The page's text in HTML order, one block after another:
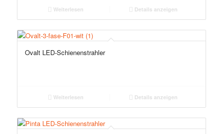
Weiterlesen Details anzeigen
Ovalt LED-Schienenstrahler
Weiterlesen Details anzeigen